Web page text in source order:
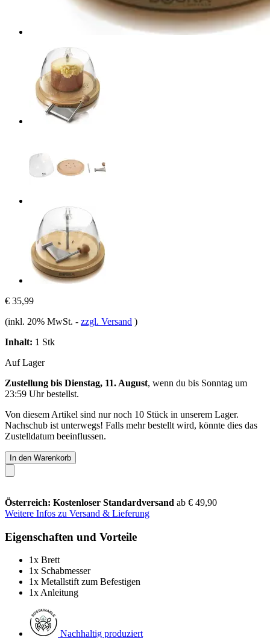
€ 35,99
(inkl. 20% MwSt. - zzgl. Versand )
Inhalt: 1 Stk
Auf Lager
Zustellung bis Dienstag, 11. August, wenn du bis Sonntag um
23:59 Uhrbestellst.
Von diesem Artikel sind nur noch 10 Stück in unserem Lager.
Nachschub ist unterwegs! Falls mehr bestellt wird, könnte dies das
Zustelldatum beeinflussen.
In den Warenkorb
Österreich: Kostenloser Standardversand ab € 49,90
Weitere Infos zu Versand & Lieferung
Eigenschaften und Vorteile
1x Brett
1x Schabmesser
1x Metallstift zum Befestigen
1x Anleitung
Nachhaltig produziert